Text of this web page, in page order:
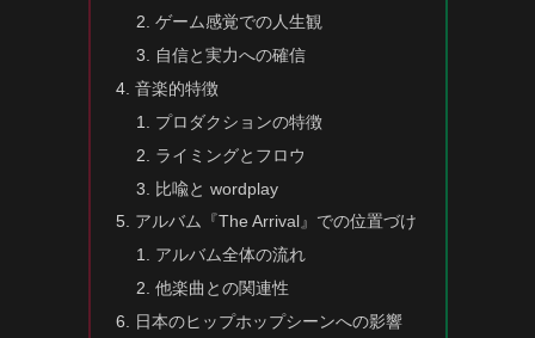
ゲーム感覚での人生観
自信と実力への確信
音楽的特徴
プロダクションの特徴
ライミングとフロウ
比喩と wordplay
アルバム『The Arrival』での位置づけ
アルバム全体の流れ
他楽曲との関連性
日本のヒップホップシーンへの影響